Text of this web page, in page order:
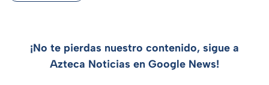
¡No te pierdas nuestro contenido, sigue a
Azteca Noticias en Google News!